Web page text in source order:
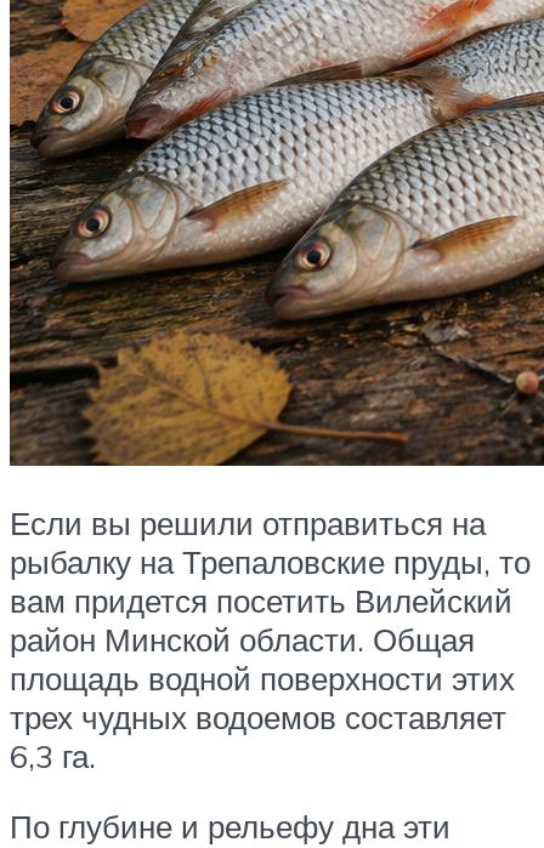
Если вы решили отправиться на
рыбалку на Трепаловские пруды, то
вам придется посетить Вилейский
район Минской области. Общая
площадь водной поверхности этих
трех чудных водоемов составляет
6,3 га.
По глубине и рельефу дна эти